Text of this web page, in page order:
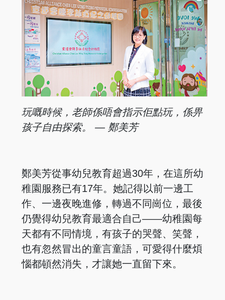
玩嘅時候，老師係唔會指示佢點玩，係畀
孩子自由探索。 — 鄭美芳
鄭美芳從事幼兒教育超過30年，在這所幼
稚園服務已有17年。她記得以前一邊工
作、一邊夜晚進修，轉過不同崗位，最後
仍覺得幼兒教育最適合自己——幼稚園每
天都有不同情境，有孩子的哭聲、笑聲，
也有忽然冒出的童言童語，可愛得什麼煩
惱都頓然消失，才讓她一直留下來。